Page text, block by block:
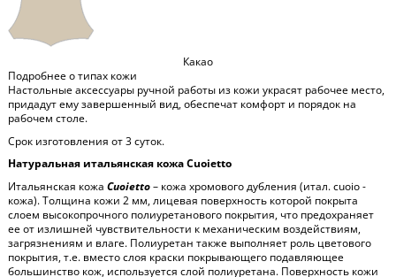
Какао
Подробнее о типах кожи
Настольные аксессуары ручной работы из кожи украсят рабочее место,
придадут ему завершенный вид, обеспечат комфорт и порядок на
рабочем столе.
Срок изготовления от 3 суток.
Натуральная итальянская кожа Cuoietto
Итальянская кожа Cuoietto– кожа хромового дубления (итал. cuoio -
кожа). Толщина кожи 2 мм, лицевая поверхность которой покрыта
слоем высокопрочного полиуретанового покрытия, что предохраняет
ее от излишней чувствительности к механическим воздействиям,
загрязнениям и влаге. Полиуретан также выполняет роль цветового
покрытия, т.е. вместо слоя краски покрывающего подавляющее
большинство кож, используется слой полиуретана. Поверхность кожи